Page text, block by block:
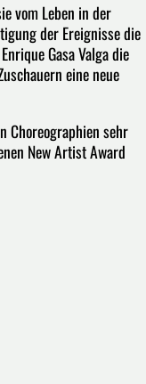
vom Leben in der
der Ereignisse die
Gasa Valga die
eine neue
Choreographien sehr
New Artist Award